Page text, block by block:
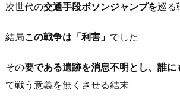
次世代の交通手段ボソンジャンプを巡る
結局この戦争は「利害」 でした
その要である遺跡を消息不明とし、誰に
て戦う意義を無くさせる結末